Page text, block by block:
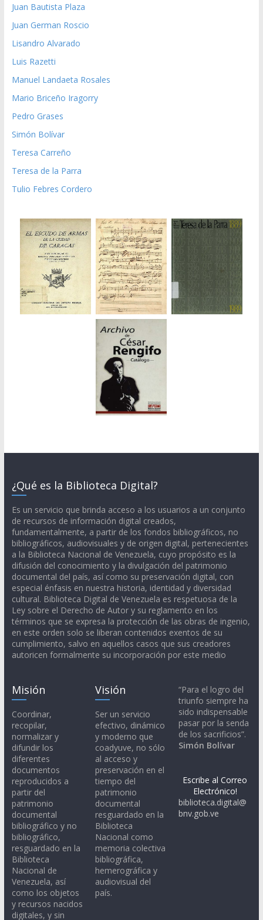
Juan Bautista Plaza
Juan German Roscio
Lisandro Alvarado
Luis Razetti
Manuel Landaeta Rosales
Mario Briceño Iragorry
Pedro Grases
Simón Bolívar
Teresa Carreño
Teresa de la Parra
Tulio Febres Cordero
¿Qué es la Biblioteca Digital?
Es un servicio que brinda acceso a los usuarios a un conjunto
de recursos de información digital creados,
fundamentalmente, a partir de los fondos bibliográficos, no
bibliográficos, audiovisuales y de origen digital, pertenecientes
a la Biblioteca Nacional de Venezuela, cuyo propósito es la
difusión del conocimiento y la divulgación del patrimonio
documental del país, así como su preservación digital, con
especial énfasis en nuestra historia, identidad y diversidad
cultural. Biblioteca Digital de Venezuela es respetuosa de la
Ley sobre el Derecho de Autor y su reglamento en los
términos que se expresa la protección de las obras de ingenio,
en este orden solo se liberan contenidos exentos de su
cumplimiento, salvo en aquellos casos que sus creadores
autoricen formalmente su incorporación por este medio
Misión
Coordinar,
recopilar,
normalizar y
difundir los
diferentes
documentos
reproducidos a
partir del
patrimonio
documental
bibliográfico y no
bibliográfico,
resguardado en la
Biblioteca
Nacional de
Venezuela, así
como los objetos
y recursos nacidos
digitales, y sin
Visión
Ser un servicio
efectivo, dinámico
y moderno que
coadyuve, no sólo
al acceso y
preservación en el
tiempo del
patrimonio
documental
resguardado en la
Biblioteca
Nacional como
memoria colectiva
bibliográfica,
hemerográfica y
audiovisual del
país.
“Para el logro del
triunfo siempre ha
sido indispensable
pasar por la senda
de los sacrificios”.
Simón Bolívar
Escribe al Correo
Electrónico!
biblioteca.digital@
bnv.gob.ve